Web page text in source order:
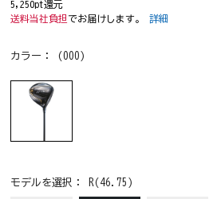
5,250pt還元
送料当社負担 でお届けします。詳細
カラー： (000)
モデルを選択： R(46.75)